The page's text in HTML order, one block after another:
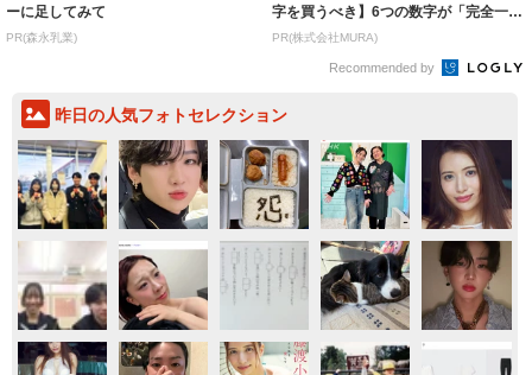
ーに足してみて
PR(森永乳業)
字を買うべき】6つの数字が「完全一
致」する方...
PR(株式会社MURA)
Recommended by
昨日の人気フォトセレクション